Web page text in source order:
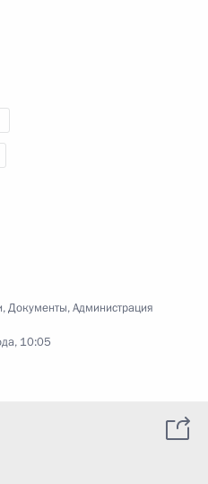
,Документы,Администрация
10:05